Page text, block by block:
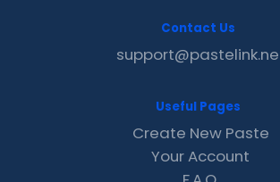
Contact Us
Useful Pages
Create New Paste
Your Account